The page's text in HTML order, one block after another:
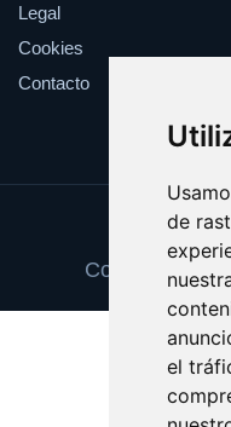
de
el
Legal
Cookies
Contacto
Update
Copyright ©